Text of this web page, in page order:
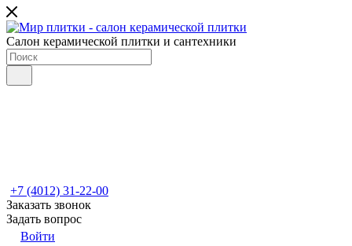
Салон керамической плитки и сантехники
+7 (4012) 31-22-00
Заказать звонок
Задать вопрос
Войти